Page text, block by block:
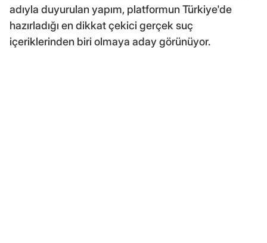
adıyla duyurulan yapım, platformun Türkiye'de
hazırladığı en dikkat çekici gerçek suç
içeriklerinden biri olmaya aday görünüyor.